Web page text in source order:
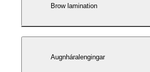
Brow lamination
Augnháralengingar